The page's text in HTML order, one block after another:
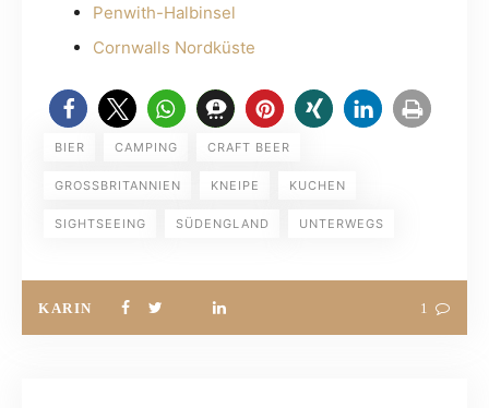
Penwith-Halbinsel
Cornwalls Nordküste
BIER CAMPING CRAFT BEER
GROSSBRITANNIEN KNEIPE KUCHEN
SIGHTSEEING SÜDENGLAND UNTERWEGS
KARIN 1